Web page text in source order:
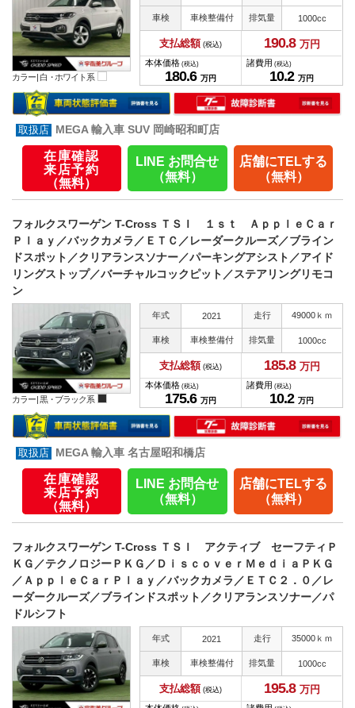
カラー |白・ホワイト系
車検 車検整備付 排気量 1000cc
支払総額 (税込) 190.8 万円
本体価格 (税込)
180.6 万円
諸費用 (税込)
10.2 万円
MEGA 輸入車 SUV 岡崎昭和町店
在庫確認
来店予約
（無料）
LINE お問合せ
（無料）
店舗にTELする
（無料）
フォルクスワーゲン T-Cross ＴＳＩ １ｓｔ ＡｐｐｌｅＣａｒ
Ｐｌａｙ／バックカメラ／ＥＴＣ／レーダークルーズ／ブライン
ドスポット／クリアランスソナー／パーキングアシスト／アイド
リングストップ／バーチャルコックピット／ステアリングリモコ
ン
カラー |黒・ブラック系
年式 2021 走行 49000ｋｍ
車検 車検整備付 排気量 1000cc
支払総額 (税込) 185.8 万円
本体価格 (税込)
175.6 万円
諸費用 (税込)
10.2 万円
MEGA 輸入車 名古屋昭和橋店
在庫確認
来店予約
（無料）
LINE お問合せ
（無料）
店舗にTELする
（無料）
フォルクスワーゲン T-Cross ＴＳＩ アクティブ セーフティＰ
ＫＧ／テクノロジーＰＫＧ／ＤｉｓｃｏｖｅｒＭｅｄｉａＰＫＧ
／ＡｐｐｌｅＣａｒＰｌａｙ／バックカメラ／ＥＴＣ２．０／レ
ーダークルーズ／ブラインドスポット／クリアランスソナー／パ
ドルシフト
年式 2021 走行 35000ｋｍ
車検 車検整備付 排気量 1000cc
支払総額 (税込) 195.8 万円